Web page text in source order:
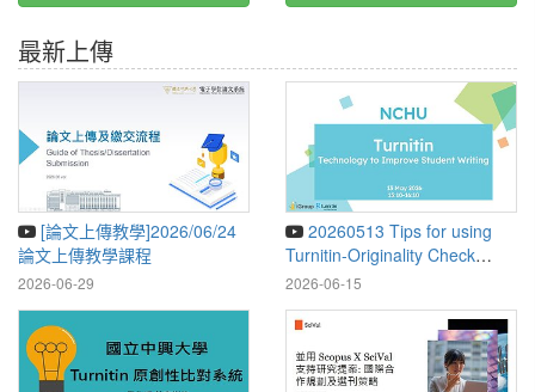
最新上傳
論文上傳教學課程
2026-06-29
20260513 Tips for using
Turnitin-Originality Check
System
2026-06-15